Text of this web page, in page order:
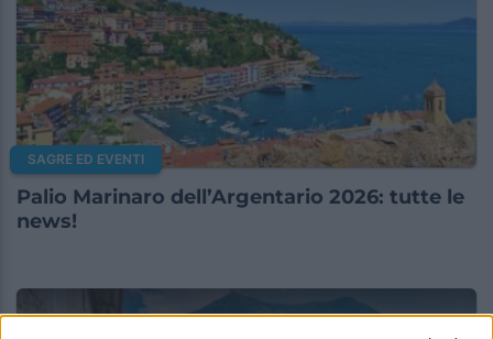
SAGRE ED EVENTI
Palio Marinaro dell’Argentario 2026: tutte le
news!